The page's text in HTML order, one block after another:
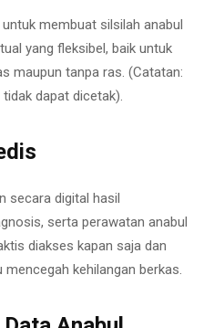
membuat silsilah anabul
yang fleksibel, baik untuk
maupun tanpa ras. (Catatan:
dapat dicetak).
secara digital hasil
serta perawatan anabul
diakses kapan saja dan
kehilangan berkas.